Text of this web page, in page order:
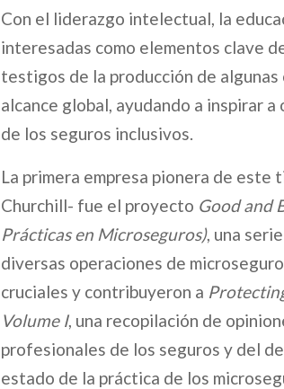
Con el liderazgo intelectual, la
interesadas como elementos clave
testigos de la producción de algunas
alcance global, ayudando a inspirar
de los seguros inclusivos.
La primera empresa pionera de
Churchill- fue el proyecto Good and
Prácticas en Microseguros), una
diversas operaciones de
cruciales y contribuyeron a
Volume I, una recopilación de
profesionales de los seguros y del
estado de la práctica de los